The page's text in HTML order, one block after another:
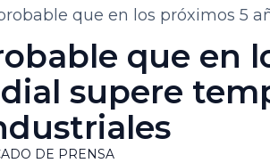
que en los próximos 5
que en
supere
DE PRENSA